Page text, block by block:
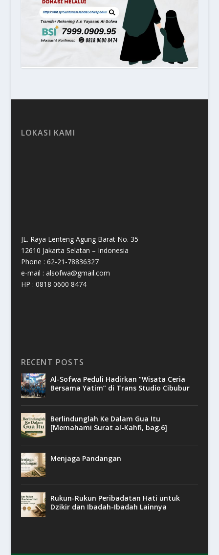
LOKASI KAMI
JL. Raya Lenteng Agung Barat No. 35
12610 Jakarta Selatan – Indonesia
Phone : 62-21-78836327
e-mail : alsofwa@gmail.com
HP : 0818 0600 8474
RECENT POSTS
Al-Sofwa Peduli Hadirkan “Wisata Ceria
Bersama Yatim” di Trans Studio Cibubur
Berlindunglah Ke Dalam Gua Itu
[Memahami Surat al-Kahfi, bag.6]
Menjaga Pandangan
Rukun-Rukun Peribadatan Hati untuk
Dzikir dan Ibadah-Ibadah Lainnya